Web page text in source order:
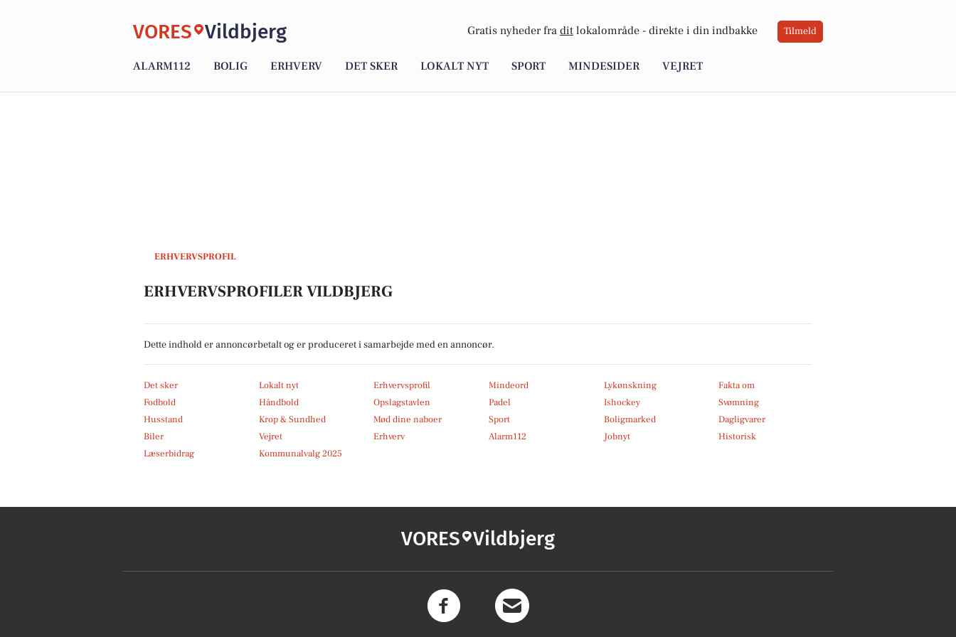
VORES Vildbjerg Gratis nyheder fra dit lokalområde - direkte i din indbakke Tilmeld
ALARM112 BOLIG ERHVERV DET SKER LOKALT NYT SPORT MINDESIDER VEJRET
ERHVERVSPROFIL
ERHVERVSPROFILER VILDBJERG
Dette indhold er annoncørbetalt og er produceret i samarbejde med en annoncør.
Det sker Lokalt nyt Erhvervsprofil Mindeord Lykønskning
Fakta om
Fodbold
Håndbold Opslagstavlen Padel Ishockey
Svømning
Husstand
Krop & Sundhed Mød dine naboer Sport Boligmarked
Dagligvarer
Biler
Vejret Erhverv Alarm112 Jobnyt
Historisk
Læserbidrag
Kommunalvalg 2025
VORES Vildbjerg